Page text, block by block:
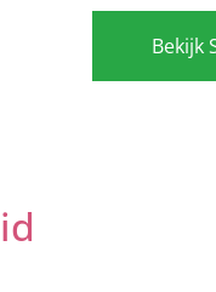
Bekijk